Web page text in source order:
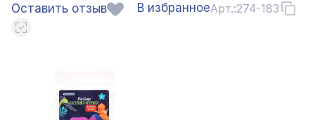
Оставить отзыв В избранноеАрт.:274-183